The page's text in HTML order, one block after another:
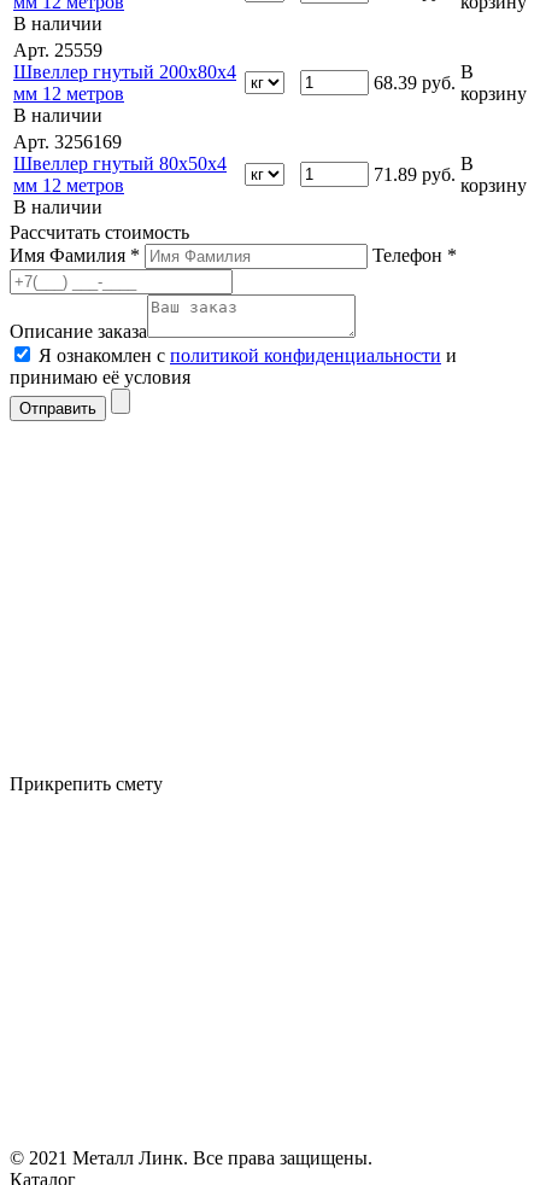
В наличии
Арт. 25559
Швеллер гнутый 200х80х4
мм 12 метров
В наличии
68.39 руб.
В
корзину
Арт. 3256169
Швеллер гнутый 80х50х4
мм 12 метров
В наличии
71.89 руб.
В
корзину
Рассчитать стоимость
Имя Фамилия *
Телефон *
Описание заказа
Я ознакомлен с политикой конфиденциальности и
принимаю её условия
Отправить
Прикрепить смету
© 2021 Металл Линк. Все права защищены.
Каталог